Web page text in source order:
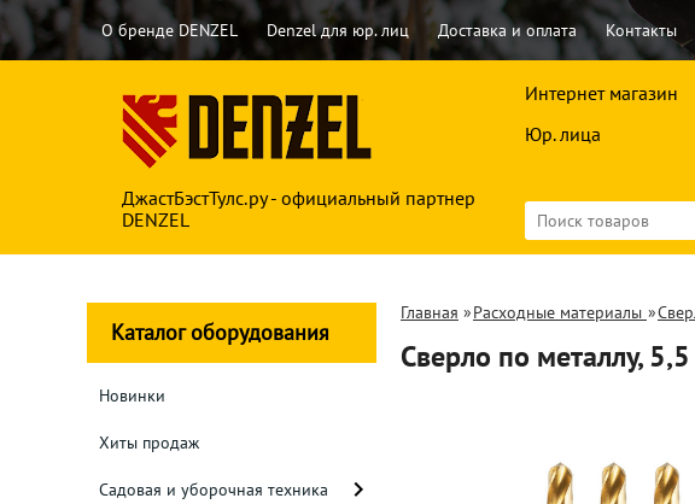
О бренде DENZEL Denzel для юр. лиц Доставка и оплата Контакты
ДжастБэстТулс.ру - официальный партнер
DENZEL
Интернет магазин
Юр. лица
Каталог оборудования
Новинки
Хиты продаж
Садовая и уборочная техника
Главная »Расходные материалы »
Сверло по металлу,